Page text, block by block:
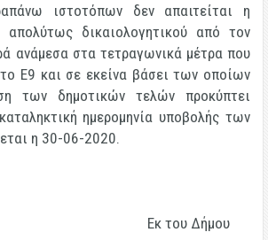
ιστοτόπων δεν απαιτείται η
απολύτως δικαιολογητικού από τον
ανάμεσα στα τετραγωνικά μέτρα που
Ε9 και σε εκείνα βάσει των οποίων
των δημοτικών τελών προκύπτει
ημερομηνία υποβολής των
η 30-06-2020.
Δήμου